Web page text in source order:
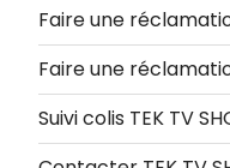
Faire une
Faire une
Suivi colis TEK TV